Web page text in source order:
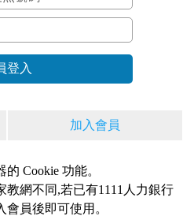
加入會員
Cookie 功能。
網不同,若已有1111人力銀行
員後即可使用。